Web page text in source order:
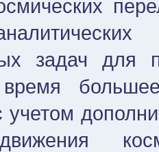
задач для
учетом